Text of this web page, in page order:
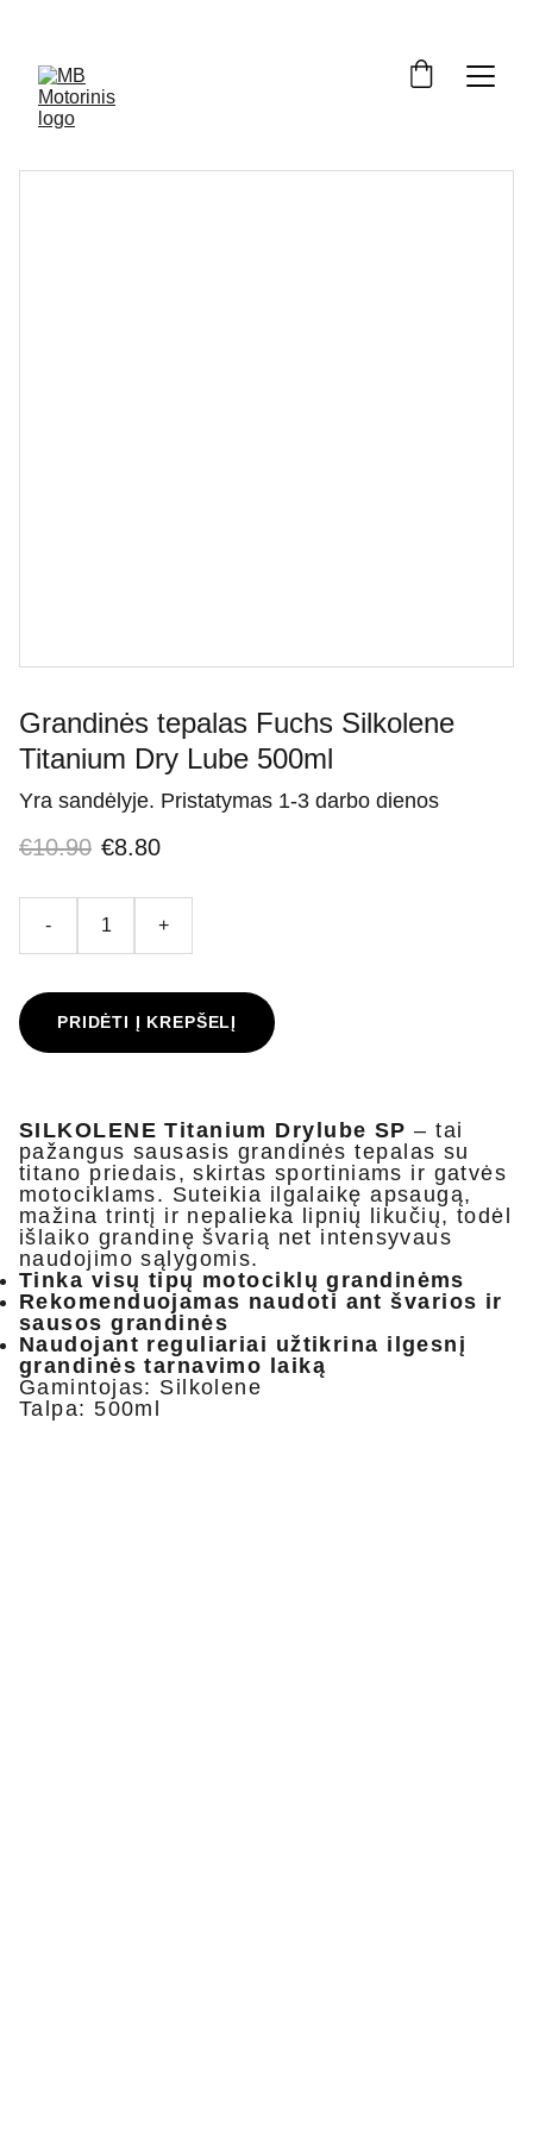
Grandinės tepalas Fuchs Silkolene
Titanium Dry Lube 500ml
Yra sandėlyje. Pristatymas 1-3 darbo dienos
€10.90 €8.80
- +
PRIDĖTI Į KREPŠELĮ
SILKOLENE Titanium Drylube SP – tai
pažangus sausasis grandinės tepalas su
titano priedais, skirtas sportiniams ir gatvės
motociklams. Suteikia ilgalaikę apsaugą,
mažina trintį ir nepalieka lipnių likučių, todėl
išlaiko grandinę švarią net intensyvaus
naudojimo sąlygomis.
Tinka visų tipų motociklų grandinėms
Rekomenduojamas naudoti ant švarios ir
sausos grandinės
Naudojant reguliariai užtikrina ilgesnį
grandinės tarnavimo laiką
Gamintojas: Silkolene
Talpa: 500ml